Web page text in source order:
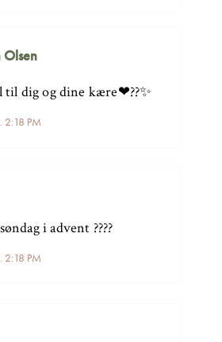
Olsen
2:18 PM
dig og dine kære❤??✨
2:18 PM
i advent ????